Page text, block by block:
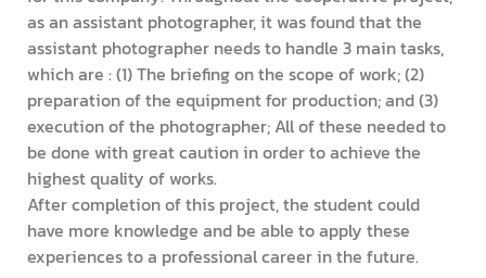
as an assistant photographer, it was found that the
assistant photographer needs to handle 3 main tasks,
which are : (1) The briefing on the scope of work; (2)
preparation of the equipment for production; and (3)
execution of the photographer; All of these needed to
be done with great caution in order to achieve the
highest quality of works.
After completion of this project, the student could
have more knowledge and be able to apply these
experiences to a professional career in the future.